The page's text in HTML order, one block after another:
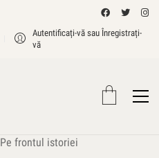
Autentificați-vă sau Înregistrați-
vă
Pe frontul istoriei